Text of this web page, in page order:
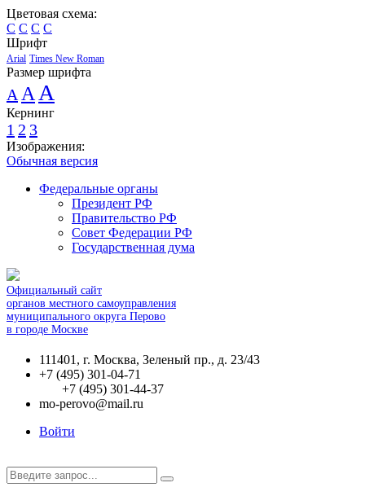
Цветовая схема:
C C C C
Шрифт
Arial Times New Roman
Размер шрифта
A A A
Кернинг
1 2 3
Изображения:
Обычная версия
Федеральные органы
Президент РФ
Правительство РФ
Совет Федерации РФ
Государственная дума
Официальный сайт
органов местного самоуправления
муниципального округа Перово
в городе Москве
111401, г. Москва, Зеленый пр., д. 23/43
+7 (495) 301-04-71
+7 (495) 301-44-37
mo-perovo@mail.ru
Войти